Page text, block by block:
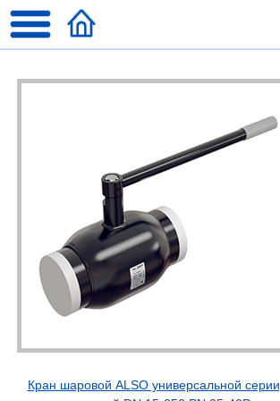
Кран шаровой ALSO универсальной серии